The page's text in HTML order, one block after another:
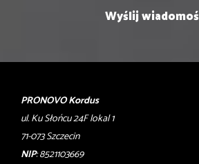
PRONOVO Kordus
ul. Ku Słońcu 24F lokal 1
71-073 Szczecin
NIP: 8521103669